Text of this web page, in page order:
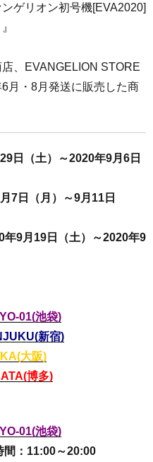
ゲリオン初号機[EVA2020]
、EVANGELION STORE
月・8月発送に販売した商
日（土）～2020年9月6日
7日（月）～9月11日
年9月19日（土）～2020年9
01(池袋)
新宿)
大阪)
博多)
01(池袋)
：11:00～20:00